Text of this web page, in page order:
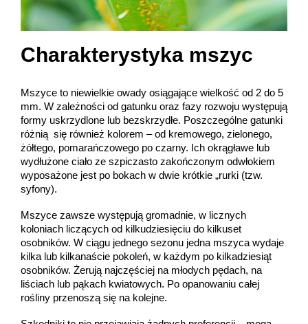
Charakterystyka mszyc
Mszyce to niewielkie owady osiągające wielkość od 2 do 5
mm. W zależności od gatunku oraz fazy rozwoju występują
formy uskrzydlone lub bezskrzydłe. Poszczególne gatunki
różnią się również kolorem – od kremowego, zielonego,
żółtego, pomarańczowego po czarny. Ich okrągławe lub
wydłużone ciało ze szpiczasto zakończonym odwłokiem
wyposażone jest po bokach w dwie krótkie „rurki (tzw.
syfony).
Mszyce zawsze występują gromadnie, w licznych
koloniach liczących od kilkudziesięciu do kilkuset
osobników. W ciągu jednego sezonu jedna mszyca wydaje
kilka lub kilkanaście pokoleń, w każdym po kilkadziesiąt
osobników. Żerują najczęściej na młodych pędach, na
liściach lub pąkach kwiatowych. Po opanowaniu całej
rośliny przenoszą się na kolejne.